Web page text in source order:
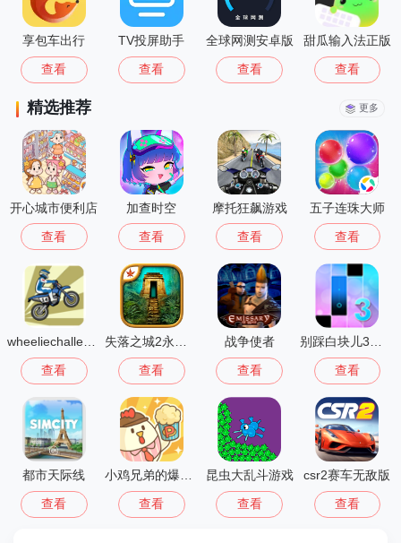
享包车出行
查看
TV投屏助手
查看
全球网测安卓版
查看
甜瓜输入法正版
查看
精选推荐 更多
开心城市便利店
查看
加查时空
查看
摩托狂飙游戏
查看
五子连珠大师
查看
查看 查看
战争使者
查看 查看
都市天际线
查看 查看
昆虫大乱斗游戏
查看
csr2赛车无敌版
查看